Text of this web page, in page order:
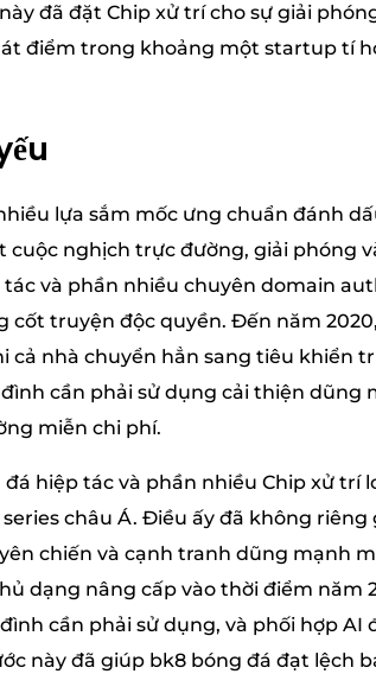
đã đặt Chip xử trí cho sự giải
điểm trong khoảng một startup tí
lựa sắm mốc ưng chuẩn đánh
cuộc nghịch trực đường, giải phóng
và phần nhiều chuyên domain
truyện độc quyền. Đến năm
cả nhà chuyển hẳn sang tiêu khiển
cần phải sử dụng cải thiện dũng
miễn chi phí.
hiệp tác và phần nhiều Chip xử trí
châu Á. Điều ấy đã không riêng
chiến và cạnh tranh dũng mạnh
dạng nâng cấp vào thời điểm năm
cần phải sử dụng, và phối hợp AI
này đã giúp bk8 bóng đá đạt lệch